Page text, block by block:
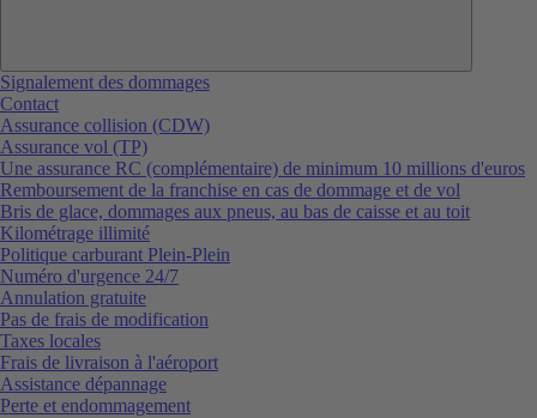
Signalement des dommages
Contact
Assurance collision (CDW)
Assurance vol (TP)
Une assurance RC (complémentaire) de minimum 10 millions d'euros
Remboursement de la franchise en cas de dommage et de vol
Bris de glace, dommages aux pneus, au bas de caisse et au toit
Kilométrage illimité
Politique carburant Plein-Plein
Numéro d'urgence 24/7
Annulation gratuite
Pas de frais de modification
Taxes locales
Frais de livraison à l'aéroport
Assistance dépannage
Perte et endommagement